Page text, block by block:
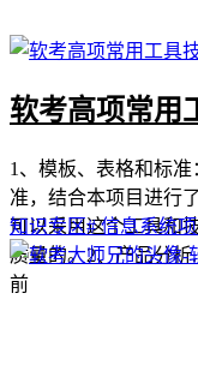
软考高项常用
1、模板、表格和标
准，结合本项目进行
可以采用这个工具和
质量的。2、产品分析
知识专区# 信息系统
前